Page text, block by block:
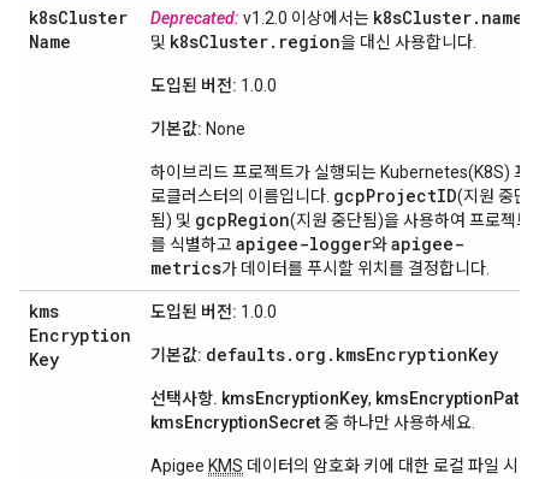
k8sCluster
Name
Deprecated: v1.2.0 이상에서는 k8sCluster. name
및 k8sCluster. region을 대신 사용합니다.
도입된 버전: 1.0.0
기본값: None
하이브리드 프로젝트가 실행되는 Kubernetes(K8S) 프
로클러스터의 이름입니다. gcpProjectID(지원 중단
됨) 및 gcpRegion(지원 중단됨)을 사용하여 프로젝트
를 식별하고 apigee-logger와apigee-
metrics가 데이터를 푸시할 위치를 결정합니다.
kms
Encryption
Key
도입된 버전: 1.0.0
기본값: defaults.org.kmsEncryptionKey
선택사항. kmsEncryptionKey, kmsEncryptionPath
kmsEncryptionSecret중 하나만 사용하세요.
Apigee KMS 데이터의 암호화 키에 대한 로컬 파일 시